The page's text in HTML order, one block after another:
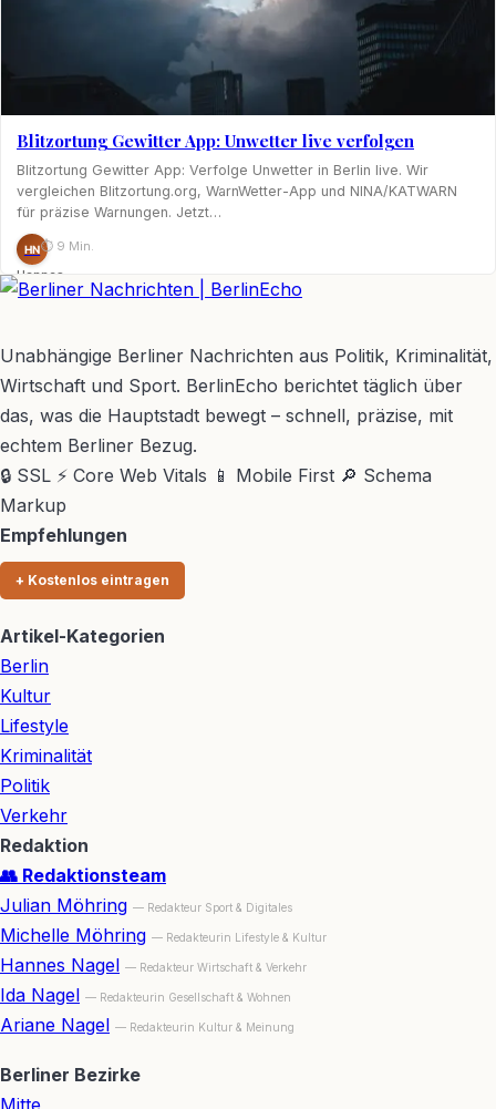
Blitzortung Gewitter App: Unwetter live verfolgen
Blitzortung Gewitter App: Verfolge Unwetter in Berlin live. Wir
vergleichen Blitzortung.org, WarnWetter-App und NINA/KATWARN
für präzise Warnungen. Jetzt…
HN
Hannes
Nagel
⏱ 9 Min.
Unabhängige Berliner Nachrichten aus Politik, Kriminalität,
Wirtschaft und Sport. BerlinEcho berichtet täglich über
das, was die Hauptstadt bewegt – schnell, präzise, mit
echtem Berliner Bezug.
🔒 SSL ⚡ Core Web Vitals 📱 Mobile First 🔎 Schema
Markup
Empfehlungen
+ Kostenlos eintragen
Artikel-Kategorien
Berlin
Kultur
Lifestyle
Kriminalität
Politik
Verkehr
Redaktion
👥 Redaktionsteam
Julian Möhring — Redakteur Sport & Digitales
Michelle Möhring — Redakteurin Lifestyle & Kultur
Hannes Nagel — Redakteur Wirtschaft & Verkehr
Ida Nagel — Redakteurin Gesellschaft & Wohnen
Ariane Nagel — Redakteurin Kultur & Meinung
Berliner Bezirke